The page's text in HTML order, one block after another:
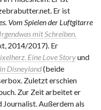
Er ist
Vom Spielen der Luftgitarre
Irgendwas mit Schreiben.
2014/2017). Er
Eine Love Storyund
Disneyland(beide
Zuletzt erschien
Zur Zeit arbeitet er
Außerdem als